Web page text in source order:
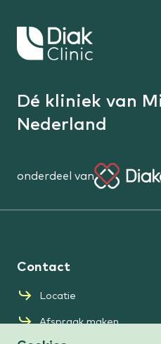
Keer
terug
homepage
Dé kliniek van
Nederland
onderdeel van
Contact
Locatie
Afspraak maken